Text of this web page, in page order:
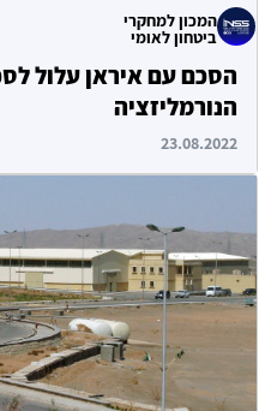
המכון למחקרי
ביטחון לאומי
הסכם עם איראן עלול
הנורמליזציה
23.08.2022